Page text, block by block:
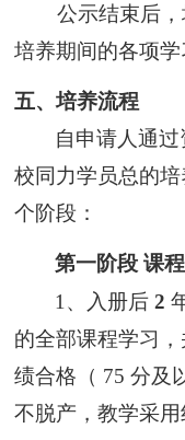
公示结束后
培养期间的各项学
五、培养流程
自申请人通
校同力学员总的
个阶段：
第一阶段 课
1、入册后2
的全部课程学习
绩合格（ 75 分及
不脱产，教学采用